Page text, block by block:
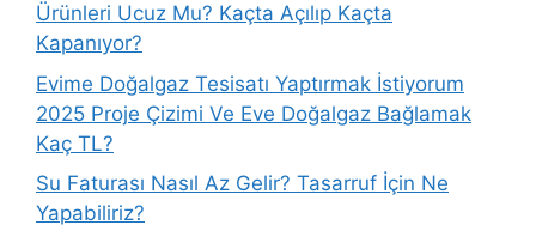
Ürünleri Ucuz Mu? Kaçta Açılıp Kaçta
Kapanıyor?
Evime Doğalgaz Tesisatı Yaptırmak İstiyorum
2025 Proje Çizimi Ve Eve Doğalgaz Bağlamak
Kaç TL?
Su Faturası Nasıl Az Gelir? Tasarruf İçin Ne
Yapabiliriz?